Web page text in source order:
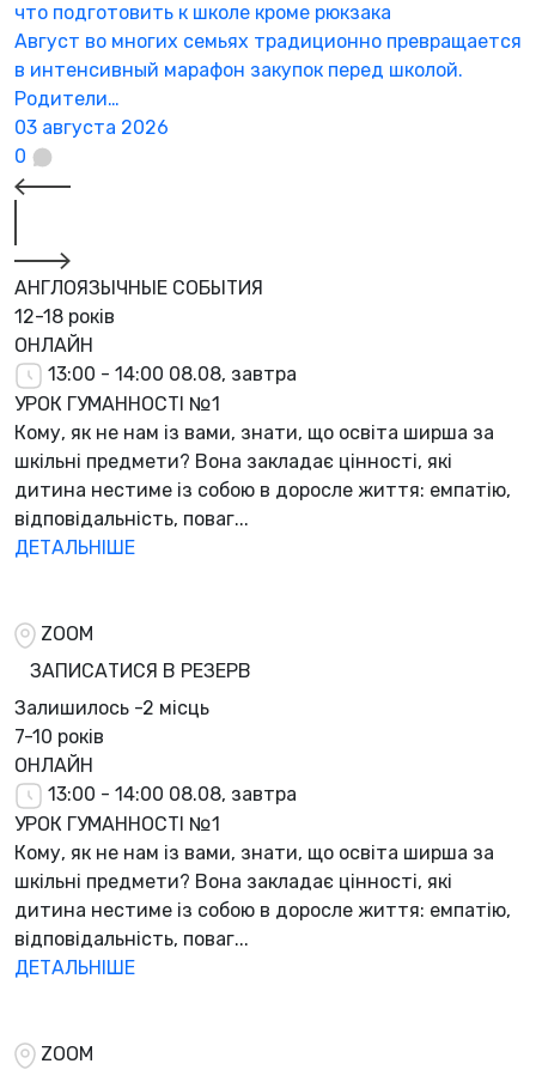
что подготовить к школе кроме рюкзака
Август во многих семьях традиционно превращается
в интенсивный марафон закупок перед школой.
Родители…
03 августа 2026
0
АНГЛОЯЗЫЧНЫЕ СОБЫТИЯ
12-18 років
ОНЛАЙН
13:00 - 14:00 08.08, завтра
УРОК ГУМАННОСТІ №1
Кому, як не нам із вами, знати, що освіта ширша за
шкільні предмети? Вона закладає цінності, які
дитина нестиме із собою в доросле життя: емпатію,
відповідальність, поваг...
ДЕТАЛЬНІШЕ
ZOOM
ЗАПИСАТИСЯ В РЕЗЕРВ
Залишилось -2 місць
7-10 років
ОНЛАЙН
13:00 - 14:00 08.08, завтра
УРОК ГУМАННОСТІ №1
Кому, як не нам із вами, знати, що освіта ширша за
шкільні предмети? Вона закладає цінності, які
дитина нестиме із собою в доросле життя: емпатію,
відповідальність, поваг...
ДЕТАЛЬНІШЕ
ZOOM